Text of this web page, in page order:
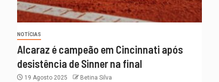
NOTÍCIAS
Alcaraz é campeão em Cincinnati após
desistência de Sinner na final
19 Agosto 2025 Betina Silva